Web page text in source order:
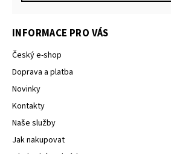
INFORMACE PRO VÁS
Český e-shop
Doprava a platba
Novinky
Kontakty
Naše služby
Jak nakupovat